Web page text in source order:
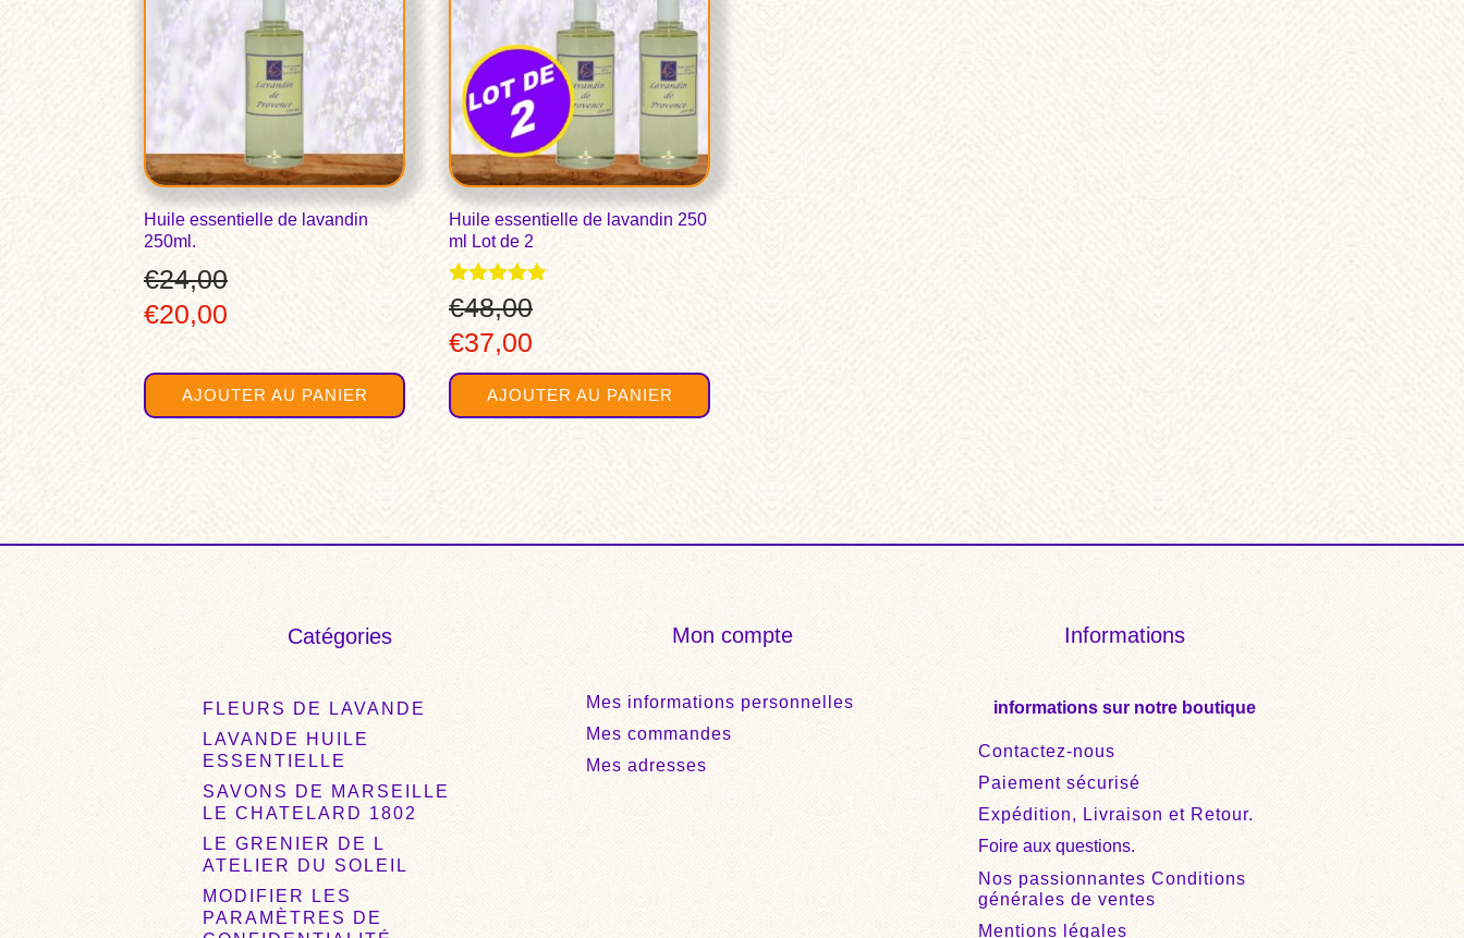
Huile essentielle de lavandin
250ml.
€24,00
Le
initial
était :
€20,00
actuel
est :
AJOUTER AU PANIER
Huile essentielle de lavandin 250
ml Lot de 2
Note
4.75
sur 5
€48,00
Le
prix
initial
€37,00
prix
actuel
AJOUTER AU PANIER
Catégories
FLEURS DE LAVANDE
LAVANDE HUILE
ESSENTIELLE
SAVONS DE MARSEILLE
LE CHATELARD 1802
LE GRENIER DE L
ATELIER DU SOLEIL
MODIFIER LES
PARAMÈTRES DE
Mon compte
Mes informations personnelles
Mes commandes
Mes adresses
Informations
informations sur notre boutique
Contactez-nous
Paiement sécurisé
Expédition, Livraison et Retour.
Foire aux questions.
Nos passionnantes Conditions
générales de ventes
Mentions légales